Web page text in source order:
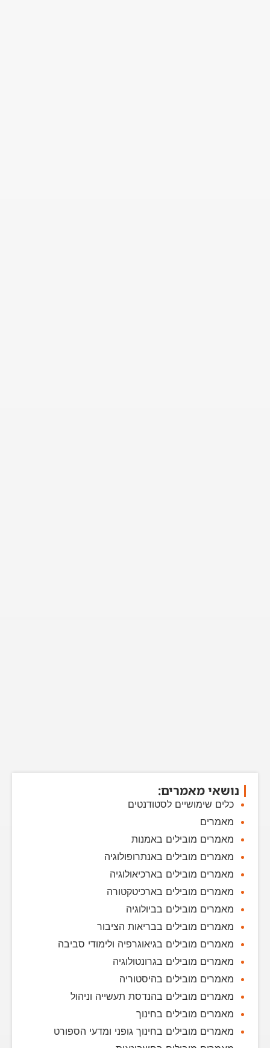
נושאי מאמרים:
כלים שימושיים לסטודנטים
מאמרים
מאמרים מובילים באמנות
מאמרים מובילים באנתרופולוגיה
מאמרים מובילים בארכיאולוגיה
מאמרים מובילים בארכיטקטורה
מאמרים מובילים בביולוגיה
מאמרים מובילים בבריאות הציבור
מאמרים מובילים בגיאוגרפיה ולימודי סביבה
מאמרים מובילים בגרונטולוגיה
מאמרים מובילים בהיסטוריה
מאמרים מובילים בהנדסת תעשייה וניהול
מאמרים מובילים בחינוך
מאמרים מובילים בחינוך גופני ומדעי הספורט